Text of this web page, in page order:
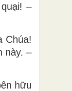
–
Chúa!
này. –
hữu